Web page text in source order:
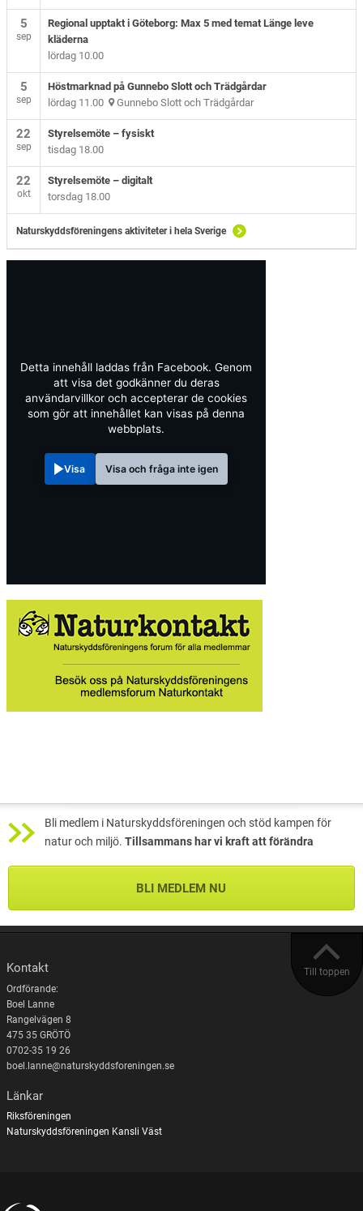
5
sep
Regional upptakt i Göteborg: Max 5 med temat Länge leve
kläderna
lördag 10.00
5
sep
Höstmarknad på Gunnebo Slott och Trädgårdar
lördag 11.00 Gunnebo Slott och Trädgårdar
22
sep
Styrelsemöte – fysiskt
tisdag 18.00
22
okt
Styrelsemöte – digitalt
torsdag 18.00
Naturskyddsföreningens aktiviteter i hela Sverige
Detta innehåll laddas från Facebook. Genom
att visa det godkänner du deras
användarvillkor och accepterar de cookies
som gör att innehållet kan visas på denna
webbplats.
Visa Visa och fråga inte igen
Bli medlem i Naturskyddsföreningen och stöd kampen för
natur och miljö. Tillsammans har vi kraft att förändra
BLI MEDLEM NU
Till toppen
Kontakt
Ordförande:
Boel Lanne
Rangelvägen 8
475 35 GRÖTÖ
0702-35 19 26
boel.lanne@naturskyddsforeningen.se
Länkar
Riksföreningen
Naturskyddsföreningen Kansli Väst